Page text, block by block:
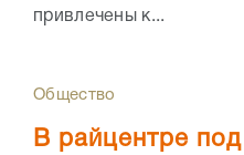
привлечены к...
Общество
В райцентре